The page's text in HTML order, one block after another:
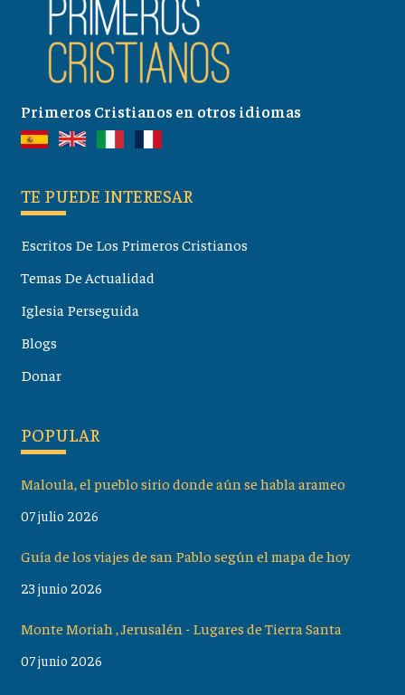
Primeros Cristianos en otros idiomas
TE PUEDE INTERESAR
Escritos De Los Primeros Cristianos
Temas De Actualidad
Iglesia Perseguida
Blogs
Donar
POPULAR
Maloula, el pueblo sirio donde aún se habla arameo
07 julio 2026
Guía de los viajes de san Pablo según el mapa de hoy
23 junio 2026
Monte Moriah , Jerusalén - Lugares de Tierra Santa
07 junio 2026